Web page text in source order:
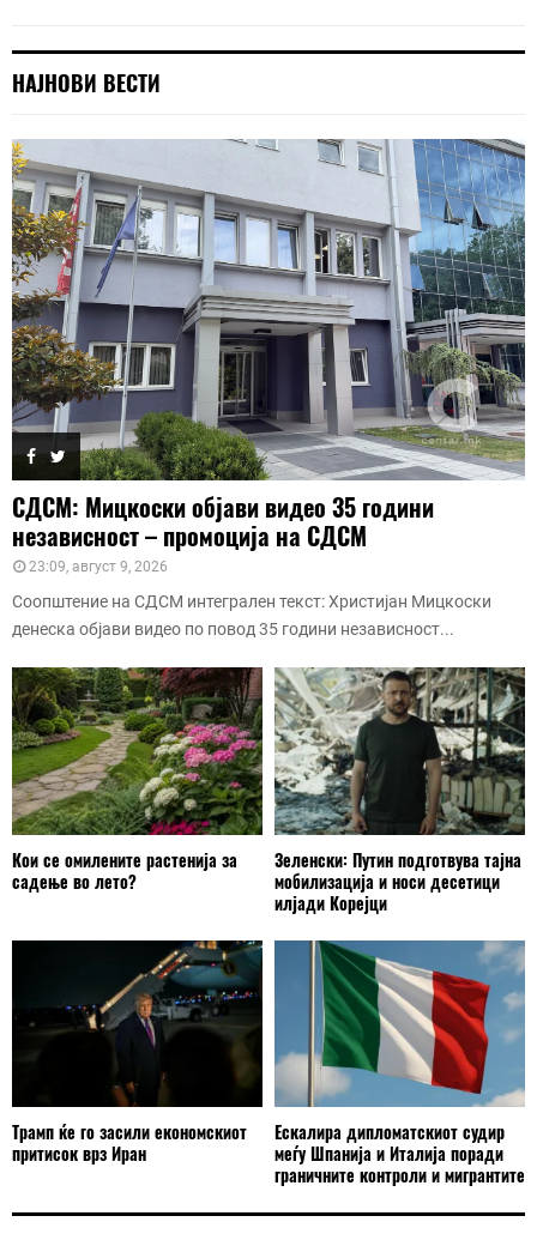
НАЈНОВИ ВЕСТИ
СДСМ: Мицкоски објави видео 35 години
независност – промоција на СДСМ
23:09, август 9, 2026
Соопштение на СДСМ интегрален текст: Христијан Мицкоски
денеска објави видео по повод 35 години независност...
Кои се омилените растенија за
садење во лето?
Зеленски: Путин подготвува тајна
мобилизација и носи десетици
илјади Корејци
Трамп ќе го засили економскиот
притисок врз Иран
Ескалира дипломатскиот судир
меѓу Шпанија и Италија поради
граничните контроли и мигрантите